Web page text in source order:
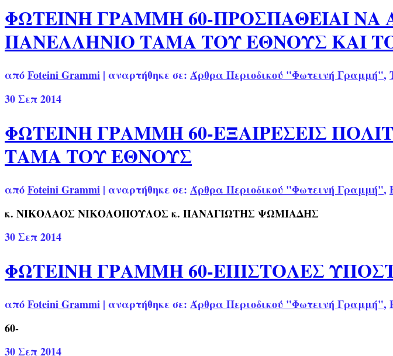
ΦΩΤΕΙΝΗ ΓΡΑΜΜΗ 60-ΠΡΟΣΠΑΘΕΙΑΙ
ΠΑΝΕΛΛΗΝΙΟ ΤΑΜΑ ΤΟΥ ΕΘΝΟΥΣ ΚΑΙ
απόFoteini Grammi | αναρτήθηκε σε: Άρθρα Περιοδικού "Φωτεινή Γραμμή",
30Σεπ 2014
ΦΩΤΕΙΝΗ ΓΡΑΜΜΗ 60-ΕΞΑΙΡΕΣΕΙΣ
ΤΑΜΑ ΤΟΥ ΕΘΝΟΥΣ
απόFoteini Grammi | αναρτήθηκε σε: Άρθρα Περιοδικού "Φωτεινή Γραμμή",
κ. ΝΙΚΟΛΑΟΣ ΝΙΚΟΛΟΠΟΥΛΟΣ κ. ΠΑΝΑΓΙΩΤΗΣ ΨΩΜΙΑΔΗΣ
30Σεπ 2014
ΦΩΤΕΙΝΗ ΓΡΑΜΜΗ 60-ΕΠΙΣΤΟΛΕΣ
απόFoteini Grammi | αναρτήθηκε σε: Άρθρα Περιοδικού "Φωτεινή Γραμμή",
60-
30Σεπ 2014